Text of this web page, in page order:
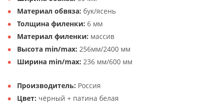
Материал обвяза: бук/ясень
Толщина филенки: 6 мм
Материал филенки: массив
Высота min/max: 256мм/2400 мм
Ширина min/max: 236 мм/600 мм
Производитель: Россия
Цвет: чёрный + патина белая